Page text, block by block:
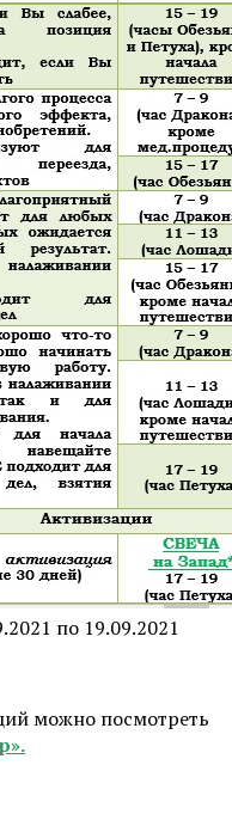
по 19.09.2021
можно посмотреть